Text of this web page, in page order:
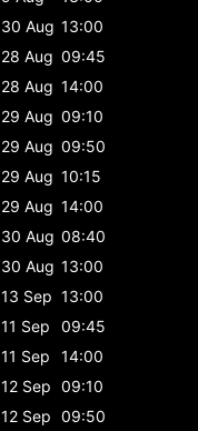
30 Aug 13:00
28 Aug 09:45
28 Aug 14:00
29 Aug 09:10
29 Aug 09:50
29 Aug 10:15
29 Aug 14:00
30 Aug 08:40
30 Aug 13:00
13 Sep 13:00
11 Sep
09:45
11 Sep
14:00
12 Sep 09:10
12 Sep 09:50